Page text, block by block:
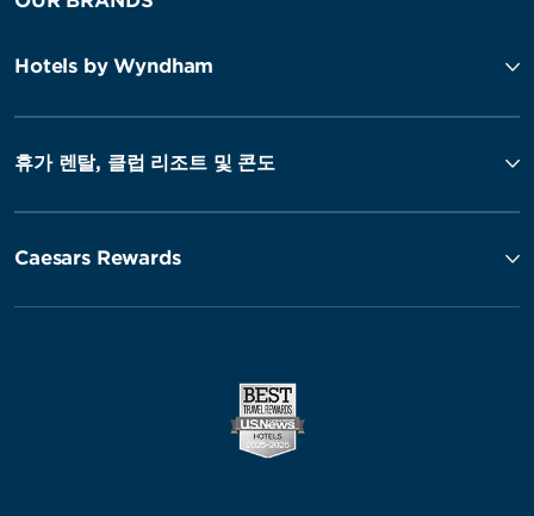
Hotels by Wyndham
휴가 렌탈, 클럽 리조트 및 콘도
Caesars Rewards